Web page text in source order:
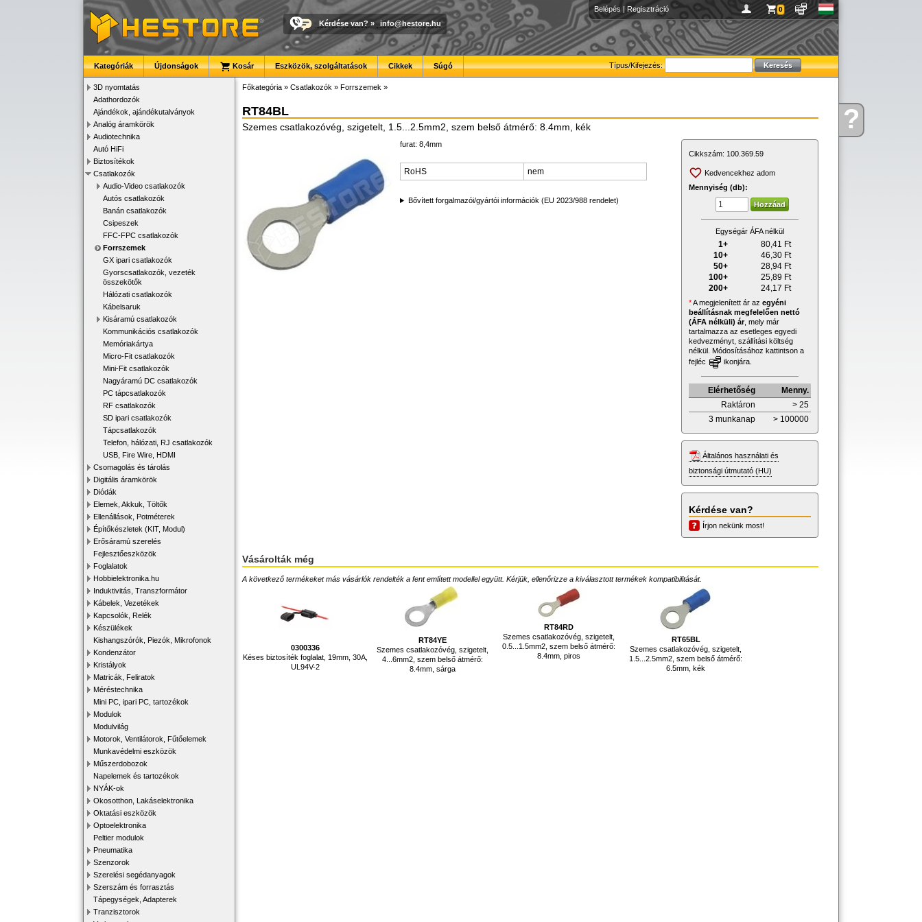
Kérdése?
Belépés | Regisztráció 0
Kérdése van? » info@hestore.hu
Típus/Kifejezés:
Kategóriák Újdonságok Kosár Eszközök, szolgáltatások Cikkek Súgó
3D nyomtatás
Adathordozók
Ajándékok, ajándékutalványok
Analóg áramkörök
Audiotechnika
Autó HiFi
Biztosítékok
Csatlakozók
Audio-Video csatlakozók
Autós csatlakozók
Banán csatlakozók
Csipeszek
FFC-FPC csatlakozók
Forrszemek
GX ipari csatlakozók
Gyorscsatlakozók, vezeték
összekötők
Hálózati csatlakozók
Kábelsaruk
Kisáramú csatlakozók
Kommunikációs csatlakozók
Memóriakártya
Micro-Fit csatlakozók
Mini-Fit csatlakozók
Nagyáramú DC csatlakozók
PC tápcsatlakozók
RF csatlakozók
SD ipari csatlakozók
Tápcsatlakozók
Telefon, hálózati, RJ csatlakozók
USB, Fire Wire, HDMI
Csomagolás és tárolás
Digitális áramkörök
Diódák
Elemek, Akkuk, Töltők
Ellenállások, Potméterek
Építőkészletek (KIT, Modul)
Erősáramú szerelés
Fejlesztőeszközök
Foglalatok
Hobbielektronika.hu
Induktivitás, Transzformátor
Kábelek, Vezetékek
Kapcsolók, Relék
Készülékek
Kishangszórók, Piezók, Mikrofonok
Kondenzátor
Kristályok
Matricák, Feliratok
Méréstechnika
Mini PC, ipari PC, tartozékok
Modulok
Modulvilág
Motorok, Ventilátorok, Fűtőelemek
Munkavédelmi eszközök
Műszerdobozok
Napelemek és tartozékok
NYÁK-ok
Okosotthon, Lakáselektronika
Oktatási eszközök
Optoelektronika
Peltier modulok
Pneumatika
Szenzorok
Szerelési segédanyagok
Szerszám és forrasztás
Tápegységek, Adapterek
Tranzisztorok
Főkategória » Csatlakozók » Forrszemek »
RT84BL
Szemes csatlakozóvég, szigetelt, 1.5...2.5mm2, szem belső átmérő: 8.4mm, kék
furat: 8,4mm
RoHS nem
Bővített forgalmazói/gyártói információk (EU 2023/988 rendelet)
Cikkszám: 100.369.59
Kedvencekhez adom
Mennyiség (db):
Egységár ÁFA nélkül
1+ 80,41 Ft
10+
46,30 Ft
50+
28,94 Ft
100+
25,89 Ft
200+
24,17 Ft
*A megjelenített ár az egyéni
beállításnak megfelelően nettó
(ÁFA nélküli) ár, mely már
tartalmazza az esetleges egyedi
kedvezményt, szállítási költség
nélkül. Módosításához kattintson a
fejléc
ikonjára.
Elérhetőség
Menny.
Raktáron
> 25
3 munkanap
> 100000
Általános használati és
biztonsági útmutató (HU)
Kérdése van?
Írjon nekünk most!
Vásárolták még
A következő termékeket más vásárlók rendelték a fent említett modellel együtt. Kérjük, ellenőrizze a kiválasztott termékek kompatibilitását.
0300336
Késes biztosíték foglalat, 19mm, 30A,
UL94V-2
RT84YE
Szemes csatlakozóvég, szigetelt,
4...6mm2, szem belső átmérő:
8.4mm, sárga
RT84RD
Szemes csatlakozóvég, szigetelt,
0.5...1.5mm2, szem belső átmérő:
8.4mm, piros
RT65BL
Szemes csatlakozóvég, szigetelt,
1.5...2.5mm2, szem belső átmérő:
6.5mm, kék